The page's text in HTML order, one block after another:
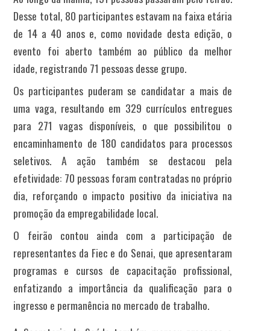
Desse total, 80 participantes estavam na faixa etária
de 14 a 40 anos e, como novidade desta edição, o
evento foi aberto também ao público da melhor
idade, registrando 71 pessoas desse grupo.
Os participantes puderam se candidatar a mais de
uma vaga, resultando em 329 currículos entregues
para 271 vagas disponíveis, o que possibilitou o
encaminhamento de 180 candidatos para processos
seletivos. A ação também se destacou pela
efetividade: 70 pessoas foram contratadas no próprio
dia, reforçando o impacto positivo da iniciativa na
promoção da empregabilidade local.
O feirão contou ainda com a participação de
representantes da Fiec e do Senai, que apresentaram
programas e cursos de capacitação profissional,
enfatizando a importância da qualificação para o
ingresso e permanência no mercado de trabalho.